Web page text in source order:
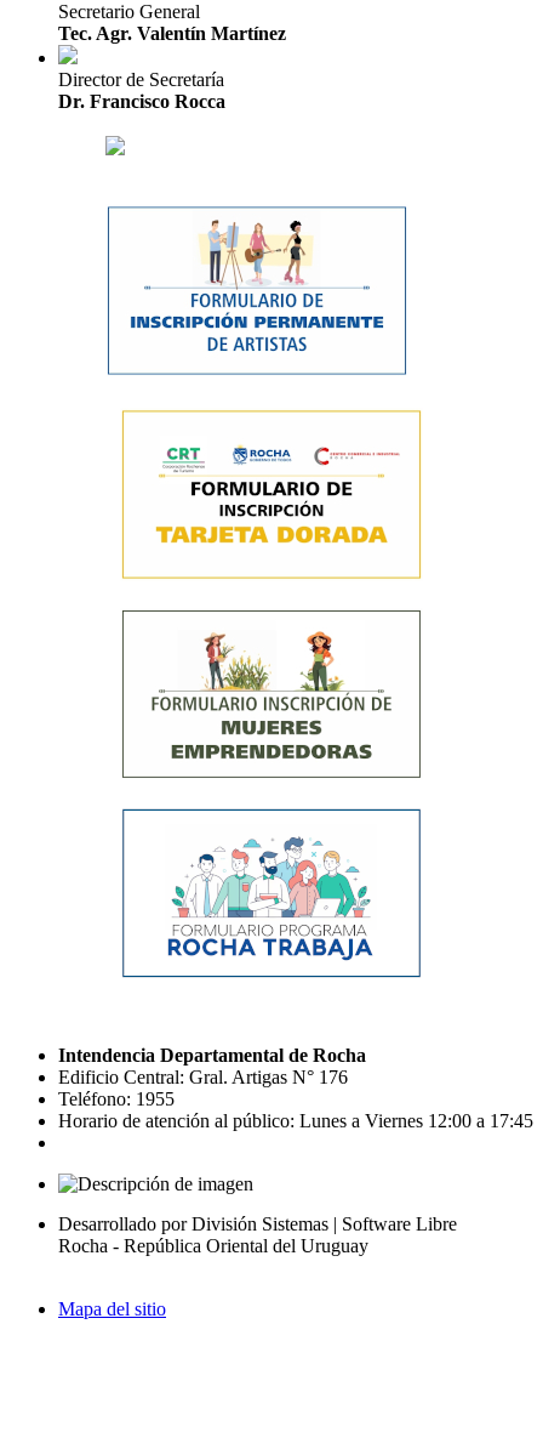
Secretario General
Tec. Agr. Valentín Martínez
Director de Secretaría
Dr. Francisco Rocca
Intendencia Departamental de Rocha
Edificio Central: Gral. Artigas N° 176
Teléfono: 1955
Horario de atención al público: Lunes a Viernes 12:00 a 17:45
Desarrollado por División Sistemas | Software Libre
Rocha - República Oriental del Uruguay
Mapa del sitio